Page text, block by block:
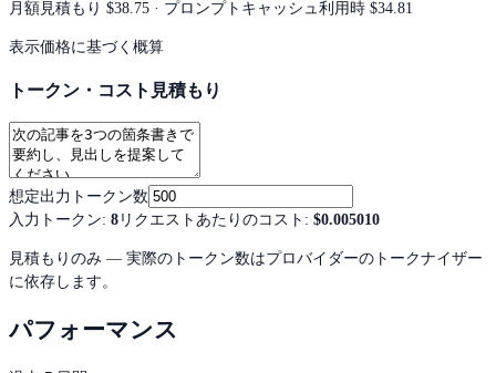
月額見積もり $38.75 · プロンプトキャッシュ利用時 $34.81
表示価格に基づく概算
トークン・コスト見積もり
想定出力トークン数
入力トークン: 8 リクエストあたりのコスト : $0.005010
見積もりのみ — 実際のトークン数はプロバイダーのトークナイザー
に依存します。
パフォーマンス